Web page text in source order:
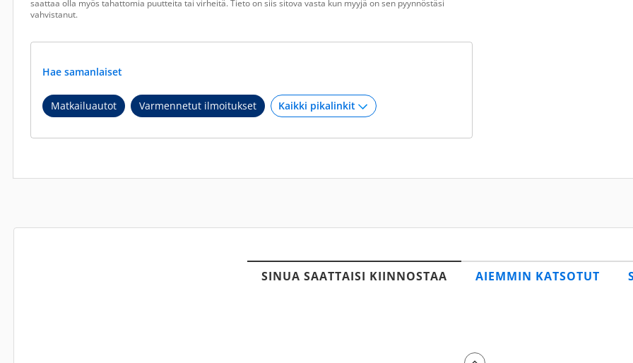
saattaa olla myös tahattomia puutteita tai virheitä. Tieto on siis sitova vasta kun myyjä on sen pyynnöstäsi
vahvistanut.
Hae samanlaiset
Matkailuautot Varmennetut ilmoitukset
SINUA SAATTAISI KIINNOSTAA AIEMMIN KATSOTUT